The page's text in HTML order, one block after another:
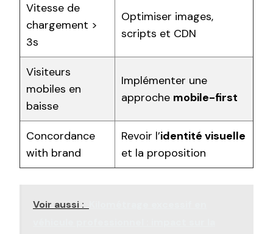
Vitesse de
chargement >
3s
Optimiser images,
scripts et CDN
Visiteurs
mobiles en
baisse
Implémenter une
approche mobile-first
Concordance
with brand
Revoir l’identité visuelle
et la proposition
Voir aussi :